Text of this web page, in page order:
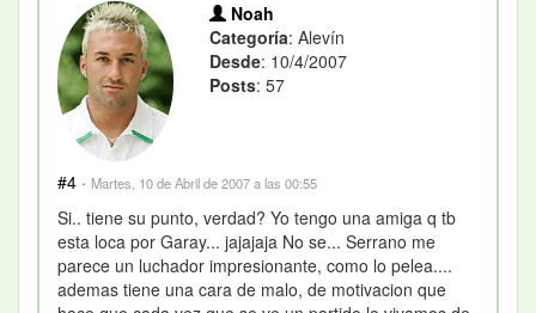
Noah
Categoría: Alevín
Desde: 10/4/2007
Posts: 57
#4 · Martes, 10 de Abril de 2007 a las 00:55
Si.. tiene su punto, verdad? Yo tengo una amiga q tb
esta loca por Garay... jajajaja No se... Serrano me
parece un luchador impresionante, como lo pelea....
ademas tiene una cara de malo, de motivacion que